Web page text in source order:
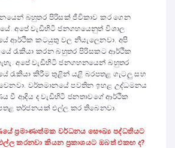
බහුතර පිරිසක් ජීවිකාව කර ගෙන
අපේ වැඩිහිටි ජනගහයෙනුත් විශාල
ආර්ථික කටයුතු වල නියැලෙනවා. අපි
රැකියා කරන බහුතර පිරිසකට ආර්ථික
අපේ වැඩිහිටි ජනගහනයෙන් බහුතර
රැකියා කිරීම තුළින් යළි බරපතළ ගැටලු සහ
වර්තමානයේ පවතින ඉහළ උද්ධමනය
වී ආදිය ද වැඩිහිටි ජනතාවගේ ආර්ථික
තර්ජනයක් එල්ල කර තිබෙනවා.
ප්‍රමාණාත්මක වර්ධනය සෞඛ්‍ය පද්ධතියට
කරනවා කියන ප්‍රකාශයට ඔබත් එකඟ ද?